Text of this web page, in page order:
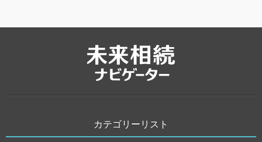
カテゴリーリスト